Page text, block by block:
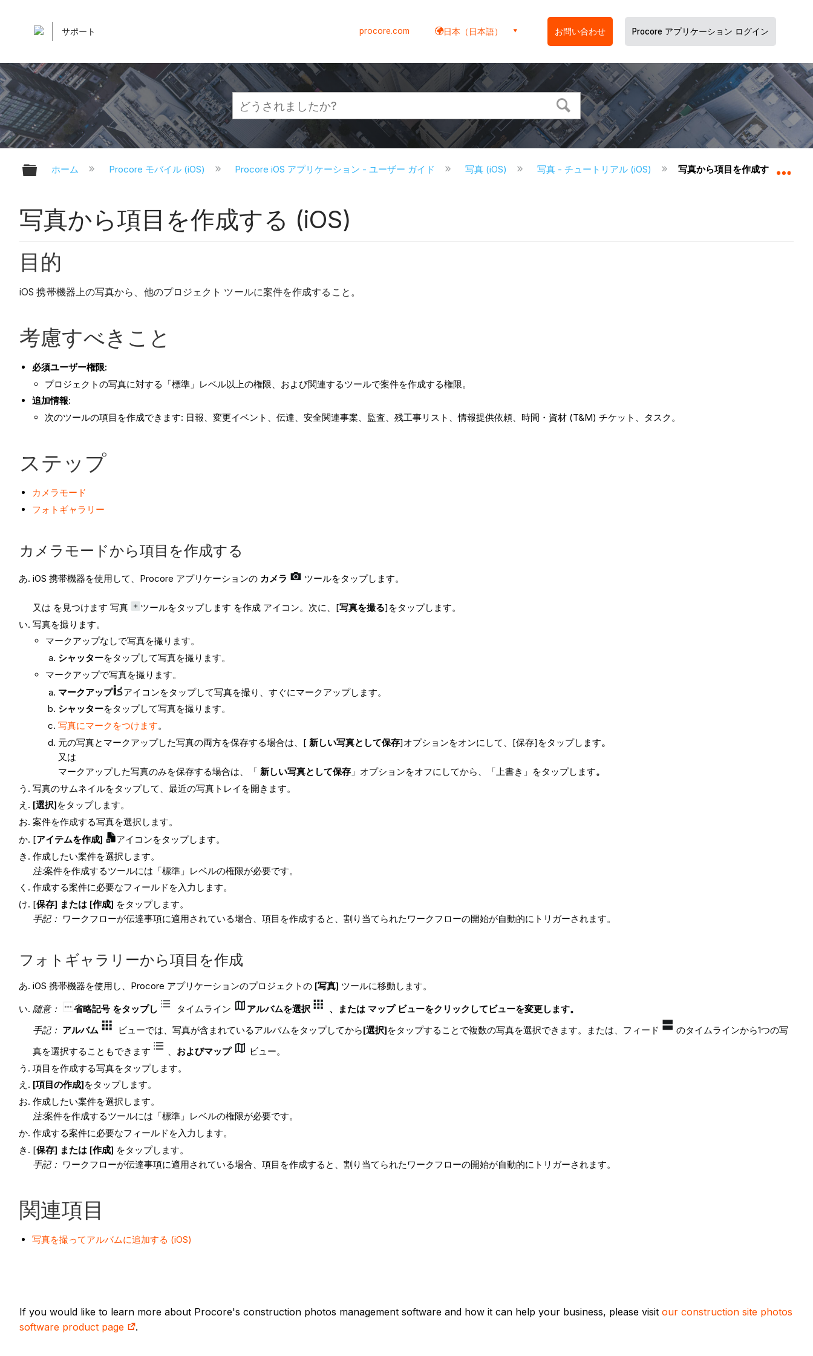
サポート procore.com 日本（日本語） お問い合わせ Procore アプリケーション ログイン
グローバル階層を展開/折りたたむ
ホーム Procore モバイル (iOS) Procore iOS アプリケーション - ユーザー ガイド 写真 (iOS) 写真 - チュートリアル (iOS) 写真から項目を作成する (iOS)
写真から項目を作成する (iOS)
目的
iOS 携帯機器上の写真から、他のプロジェクト ツールに案件を作成すること。
考慮すべきこと
必須ユーザー権限:
プロジェクトの写真に対する「標準」レベル以上の権限、および関連するツールで案件を作成する権限。
追加情報:
次のツールの項目を作成できます: 日報、変更イベント、伝達、安全関連事案、監査、残工事リスト、情報提供依頼、時間・資材 (T&M) チケット、タスク。
ステップ
カメラモード
フォトギャラリー
カメラモードから項目を作成する
iOS 携帯機器を使用して、Procore アプリケーションの カメラ ツールをタップします。
又は を見つけます 写真 ツールをタップします を作成 アイコン。次に、[写真を撮る]をタップします。
写真を撮ります。
マークアップなしで写真を撮ります。
シャッターをタップして写真を撮ります。
マークアップで写真を撮ります。
マークアップ
アイコンをタップして写真を撮り、すぐにマークアップします。
シャッターをタップして写真を撮ります。
写真にマークをつけます。
元の写真とマークアップした写真の両方を保存する場合は、[新しい写真として保存]オプションをオンにして、[保存]をタップします。
又は
マークアップした写真のみを保存する場合は、「新しい写真として保存 」オプションをオフにしてから、「上書き」をタップします。
写真のサムネイルをタップして、最近の写真トレイを開きます。
[選択]をタップします。
案件を作成する写真を選択します。
[アイテムを作成]
アイコンをタップします。
作成したい案件を選択します。
注:案件を作成するツールには「標準」レベルの権限が必要です。
作成する案件に必要なフィールドを入力します。
[保存] または [作成] をタップします。
手記： ワークフローが伝達事項に適用されている場合、項目を作成すると、割り当てられたワークフローの開始が自動的にトリガーされます。
フォトギャラリーから項目を作成
iOS 携帯機器を使用し、Procore アプリケーションのプロジェクトの [写真] ツールに移動します。
随意：
省略記号 をタップし タイムライン アルバムを選択
、または マップ ビューをクリックしてビューを変更します。
手記： アルバム ビューでは、写真が含まれているアルバムをタップしてから[選択]をタップすることで複数の写真を選択できます。または、フィード
のタイムラインから1つの写
真を選択することもできます
、 およびマップ
ビュー。
項目を作成する写真をタップします。
[項目の作成]をタップします。
作成したい案件を選択します。
注:案件を作成するツールには「標準」レベルの権限が必要です。
作成する案件に必要なフィールドを入力します。
[保存] または [作成] をタップします。
手記： ワークフローが伝達事項に適用されている場合、項目を作成すると、割り当てられたワークフローの開始が自動的にトリガーされます。
関連項目
写真を撮ってアルバムに追加する (iOS)
If you would like to learn more about Procore's construction photos management software and how it can help your business, please visit our construction site photos
software product page
.